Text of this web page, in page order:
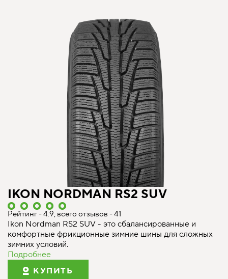
IKON NORDMAN RS2 SUV
Рейтинг - 4.9, всего отзывов - 41
Ikon Nordman RS2 SUV - это сбалансированные и
комфортные фрикционные зимние шины для сложных
зимних условий.
Подробнее
КУПИТЬ